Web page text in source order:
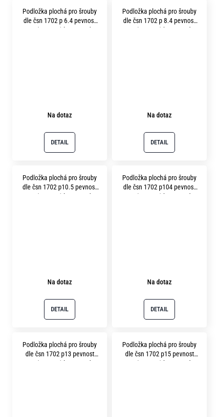
Podložka plochá pro šrouby
dle čsn 1702 p 6.4 pevnost
12.9 ( 400HV ) bez povrchu
Na dotaz
DETAIL
Podložka plochá pro šrouby
dle čsn 1702 p 8.4 pevnost
12.9 ( 400HV ) bez povrchu
Na dotaz
DETAIL
Podložka plochá pro šrouby
dle čsn 1702 p10.5 pevnost
12.9 ( 400HV ) bez povrchu
Na dotaz
DETAIL
Podložka plochá pro šrouby
dle čsn 1702 p104 pevnost
12.9 ( 400HV ) bez povrchu
Na dotaz
DETAIL
Podložka plochá pro šrouby
dle čsn 1702 p13 pevnost
12.9 ( 400HV ) bez povrchu
Podložka plochá pro šrouby
dle čsn 1702 p15 pevnost
12.9 ( 400HV ) bez povrchu